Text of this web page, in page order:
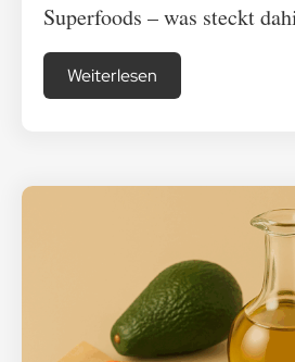
Superfoods – was steckt
Weiterlesen